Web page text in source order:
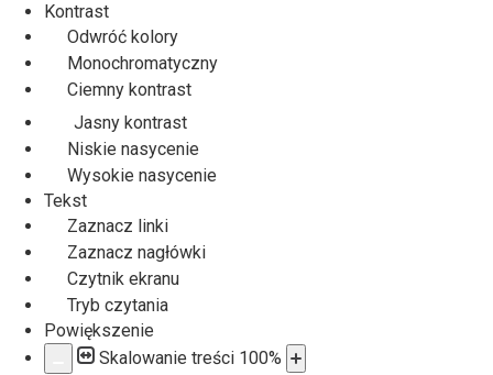
Kontrast
Odwróć kolory
Monochromatyczny
Ciemny kontrast
Jasny kontrast
Niskie nasycenie
Wysokie nasycenie
Tekst
Zaznacz linki
Zaznacz nagłówki
Czytnik ekranu
Tryb czytania
Powiększenie
Skalowanie treści 100%